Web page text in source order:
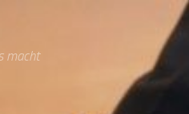
macht